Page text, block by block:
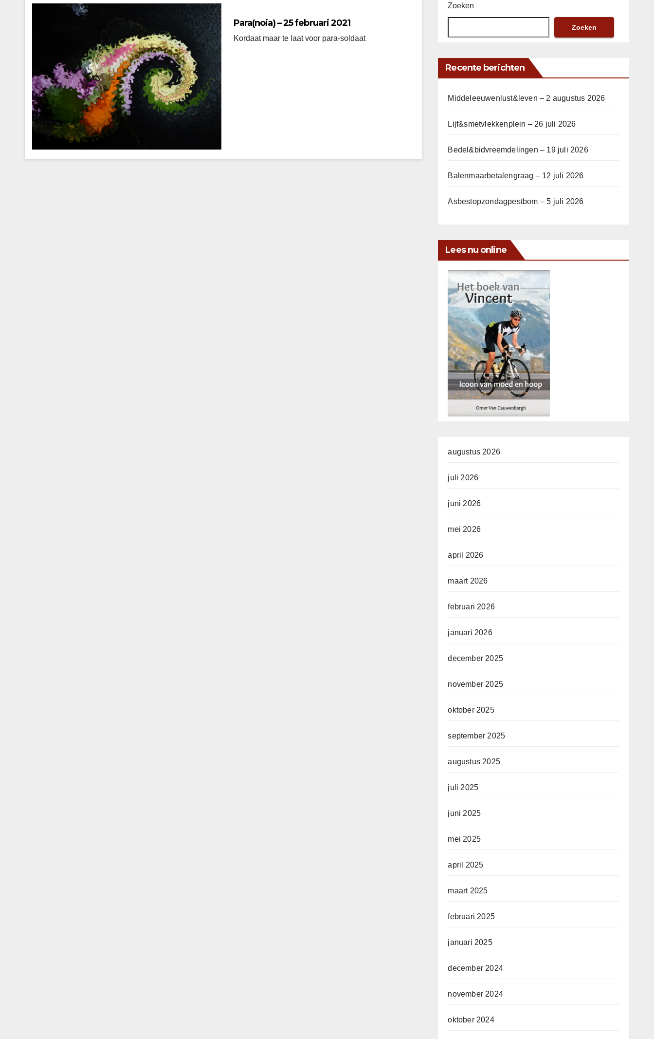
Para(noia) – 25 februari 2021
Kordaat maar te laat voor para-soldaat
Zoeken
Zoeken
Recente berichten
Middeleeuwenlust&leven – 2 augustus 2026
Lijf&smetvlekkenplein – 26 juli 2026
Bedel&bidvreemdelingen – 19 juli 2026
Balenmaarbetalengraag – 12 juli 2026
Asbestopzondagpestbom – 5 juli 2026
Lees nu online
augustus 2026
juli 2026
juni 2026
mei 2026
april 2026
maart 2026
februari 2026
januari 2026
december 2025
november 2025
oktober 2025
september 2025
augustus 2025
juli 2025
juni 2025
mei 2025
april 2025
maart 2025
februari 2025
januari 2025
december 2024
november 2024
oktober 2024